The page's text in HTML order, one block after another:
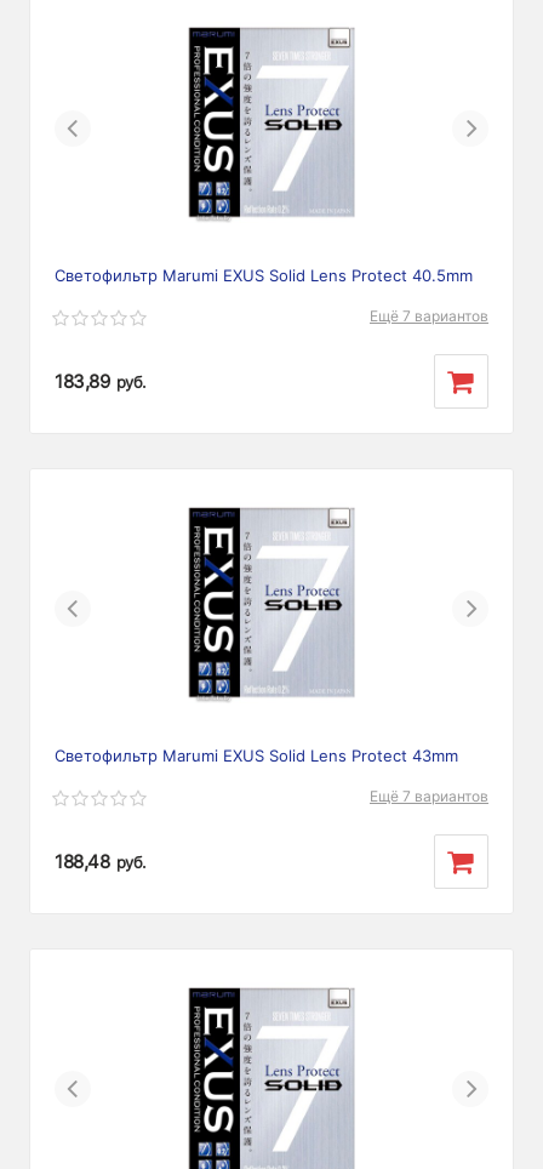
Previous Next
Светофильтр Marumi EXUS Solid Lens Protect 40.5mm
Ещё 7 вариантов
183,89 руб.
Previous Next
Светофильтр Marumi EXUS Solid Lens Protect 43mm
Ещё 7 вариантов
188,48 руб.
Previous Next